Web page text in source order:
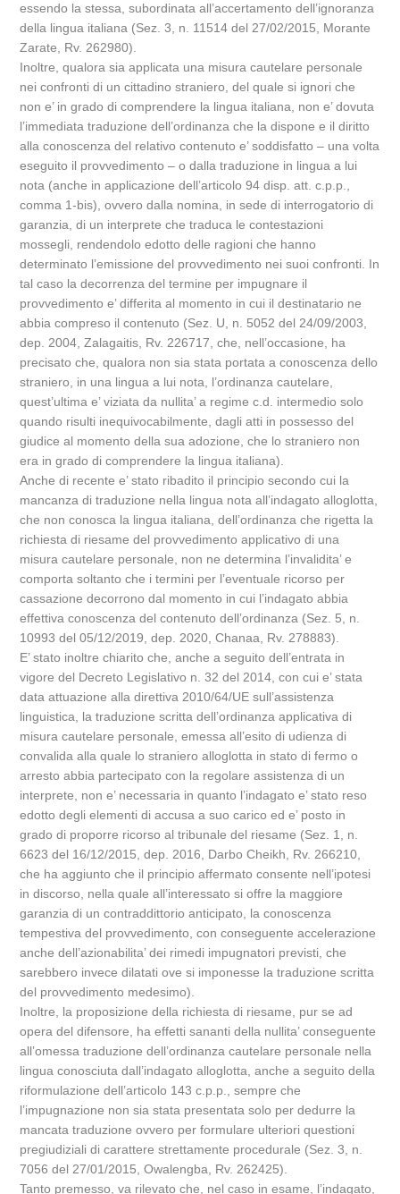
essendo la stessa, subordinata all’accertamento dell’ignoranza
della lingua italiana (Sez. 3, n. 11514 del 27/02/2015, Morante
Zarate, Rv. 262980).
Inoltre, qualora sia applicata una misura cautelare personale
nei confronti di un cittadino straniero, del quale si ignori che
non e’ in grado di comprendere la lingua italiana, non e’ dovuta
l’immediata traduzione dell’ordinanza che la dispone e il diritto
alla conoscenza del relativo contenuto e’ soddisfatto – una volta
eseguito il provvedimento – o dalla traduzione in lingua a lui
nota (anche in applicazione dell’articolo 94 disp. att. c.p.p.,
comma 1-bis), ovvero dalla nomina, in sede di interrogatorio di
garanzia, di un interprete che traduca le contestazioni
mossegli, rendendolo edotto delle ragioni che hanno
determinato l’emissione del provvedimento nei suoi confronti. In
tal caso la decorrenza del termine per impugnare il
provvedimento e’ differita al momento in cui il destinatario ne
abbia compreso il contenuto (Sez. U, n. 5052 del 24/09/2003,
dep. 2004, Zalagaitis, Rv. 226717, che, nell’occasione, ha
precisato che, qualora non sia stata portata a conoscenza dello
straniero, in una lingua a lui nota, l’ordinanza cautelare,
quest’ultima e’ viziata da nullita’ a regime c.d. intermedio solo
quando risulti inequivocabilmente, dagli atti in possesso del
giudice al momento della sua adozione, che lo straniero non
era in grado di comprendere la lingua italiana).
Anche di recente e’ stato ribadito il principio secondo cui la
mancanza di traduzione nella lingua nota all’indagato alloglotta,
che non conosca la lingua italiana, dell’ordinanza che rigetta la
richiesta di riesame del provvedimento applicativo di una
misura cautelare personale, non ne determina l’invalidita’ e
comporta soltanto che i termini per l’eventuale ricorso per
cassazione decorrono dal momento in cui l’indagato abbia
effettiva conoscenza del contenuto dell’ordinanza (Sez. 5, n.
10993 del 05/12/2019, dep. 2020, Chanaa, Rv. 278883).
E’ stato inoltre chiarito che, anche a seguito dell’entrata in
vigore del Decreto Legislativo n. 32 del 2014, con cui e’ stata
data attuazione alla direttiva 2010/64/UE sull’assistenza
linguistica, la traduzione scritta dell’ordinanza applicativa di
misura cautelare personale, emessa all’esito di udienza di
convalida alla quale lo straniero alloglotta in stato di fermo o
arresto abbia partecipato con la regolare assistenza di un
interprete, non e’ necessaria in quanto l’indagato e’ stato reso
edotto degli elementi di accusa a suo carico ed e’ posto in
grado di proporre ricorso al tribunale del riesame (Sez. 1, n.
6623 del 16/12/2015, dep. 2016, Darbo Cheikh, Rv. 266210,
che ha aggiunto che il principio affermato consente nell’ipotesi
in discorso, nella quale all’interessato si offre la maggiore
garanzia di un contraddittorio anticipato, la conoscenza
tempestiva del provvedimento, con conseguente accelerazione
anche dell’azionabilita’ dei rimedi impugnatori previsti, che
sarebbero invece dilatati ove si imponesse la traduzione scritta
del provvedimento medesimo).
Inoltre, la proposizione della richiesta di riesame, pur se ad
opera del difensore, ha effetti sananti della nullita’ conseguente
all’omessa traduzione dell’ordinanza cautelare personale nella
lingua conosciuta dall’indagato alloglotta, anche a seguito della
riformulazione dell’articolo 143 c.p.p., sempre che
l’impugnazione non sia stata presentata solo per dedurre la
mancata traduzione ovvero per formulare ulteriori questioni
pregiudiziali di carattere strettamente procedurale (Sez. 3, n.
7056 del 27/01/2015, Owalengba, Rv. 262425).
Tanto premesso, va rilevato che, nel caso in esame, l’indagato,